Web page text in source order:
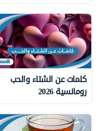
كلمات عن الشتاء والحب
رومانسية 2026